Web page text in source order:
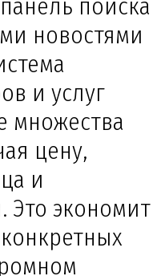
поиска
новостями
и услуг
множества
цену,
и
Это экономит